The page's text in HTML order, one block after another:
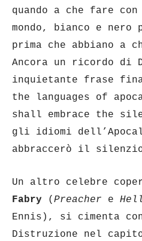
quando a che fare
mondo, bianco e nero
prima che abbiano a
Ancora un ricordo di
inquietante frase
the languages of
shall embrace the
gli idiomi
abbraccerò il
Un altro celebre
Fabry ( Preacher e
Ennis), si cimenta
Distruzione nel